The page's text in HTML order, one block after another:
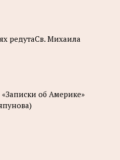
редутаСв. Михаила
об Америке»